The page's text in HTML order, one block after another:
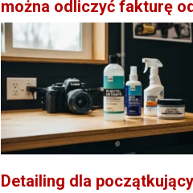
można odliczyć fakturę
Detailing dla